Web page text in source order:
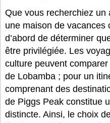
Que vous recherchiez un
une maison de vacances
d’abord de déterminer
être privilégiée. Les
culture peuvent
de Lobamba ; pour un
comprenant des
de Piggs Peak constitue
distincte. Ainsi, le choix